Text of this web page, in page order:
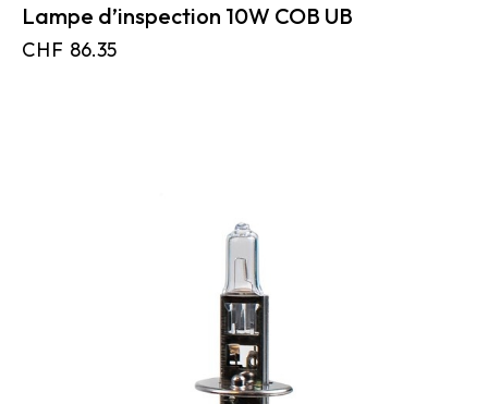
Lampe d’inspection 10W COB UB
CHF 86.35